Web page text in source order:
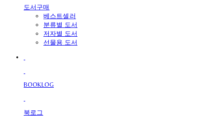
도서구매
베스트셀러
분류별 도서
저자별 도서
선물용 도서
BOOKLOG
북로그